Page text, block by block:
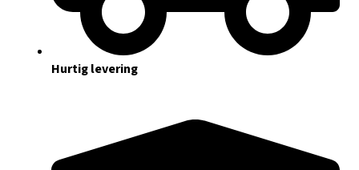
Hurtig levering